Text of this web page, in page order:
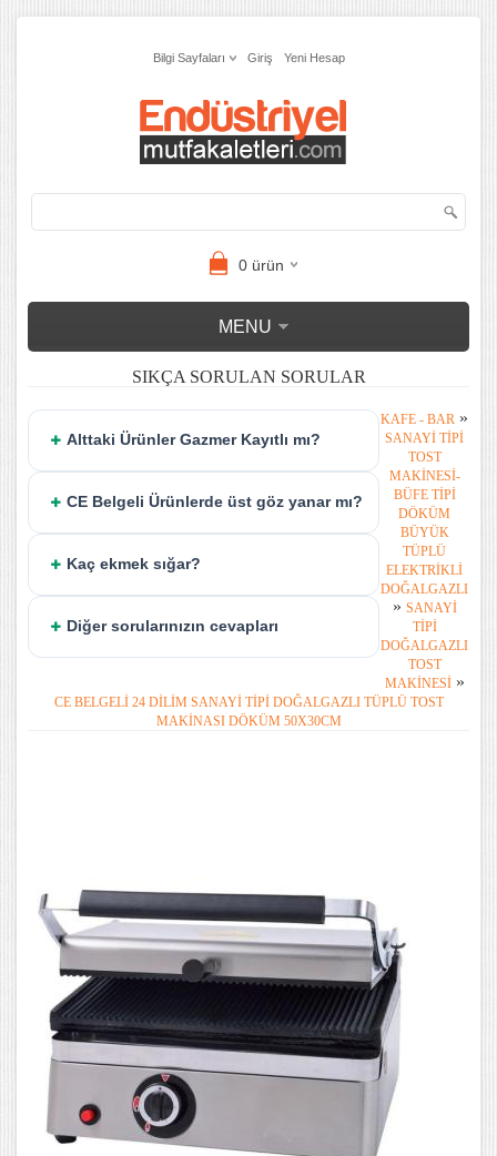
Bilgi Sayfaları Giriş Yeni Hesap
0ürün
MENU
SIKÇA SORULAN SORULAR
Alttaki Ürünler Gazmer Kayıtlı mı?
CE Belgeli Ürünlerde üst göz yanar mı?
Kaç ekmek sığar?
Diğer sorularınızın cevapları
KAFE - BAR »
SANAYI TIPI
TOST
MAKINESI-
BÜFE TIPI
DÖKÜM
BÜYÜK
TÜPLÜ
ELEKTRIKLI
DOĞALGAZLI
» SANAYI
TIPI
DOĞALGAZLI
TOST
MAKINESI»
CE BELGELI 24 DILIM SANAYI TIPI DOĞALGAZLI TÜPLÜ TOST
MAKINASI DÖKÜM 50X30CM